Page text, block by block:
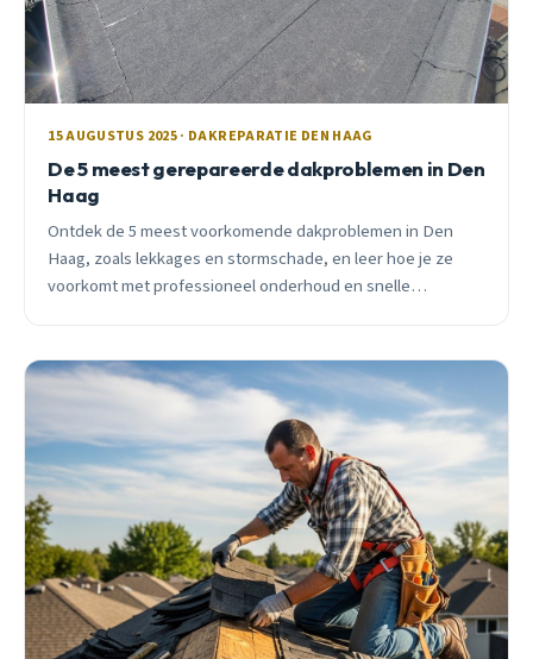
15 AUGUSTUS 2025 · DAKREPARATIE DEN HAAG
De 5 meest gerepareerde dakproblemen in Den
Haag
Ontdek de 5 meest voorkomende dakproblemen in Den
Haag, zoals lekkages en stormschade, en leer hoe je ze
voorkomt met professioneel onderhoud en snelle